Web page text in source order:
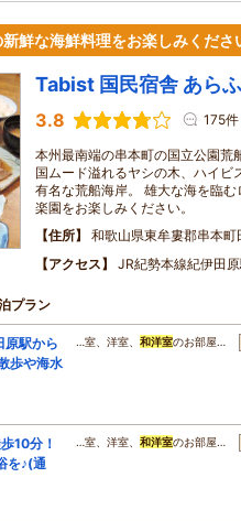
鮮な海鮮料理をお楽しみくださ
Tabist 国民宿舎 あら
3.8 175件
本州最南端の串本町の国立公園荒
国ムード溢れるヤシの木、ハイビ
有名な荒船海岸。 雄大な海を臨
楽園をお楽しみください。
住所
和歌山県東牟婁郡串本町
アクセス
JR紀勢本線紀伊田
プラン
原駅から
歩や海水
…室、洋室、 和洋室のお部屋…
10分！
を♪(通
…室、洋室、 和洋室のお部屋…